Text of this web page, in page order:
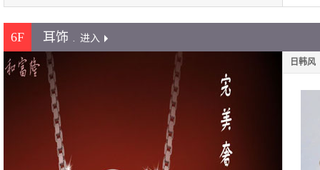
6F 耳饰 . 进入
日韩风